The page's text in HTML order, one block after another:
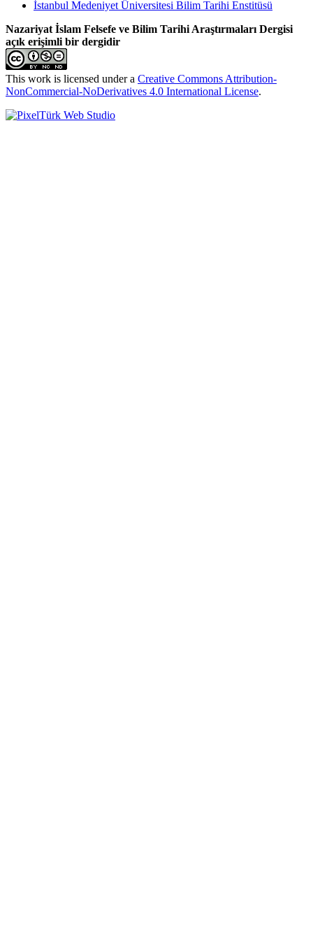
İstanbul Medeniyet Üniversitesi Bilim Tarihi Enstitüsü
Nazariyat İslam Felsefe ve Bilim Tarihi Araştırmaları Dergisi
açık erişimli bir dergidir
This work is licensed under a Creative Commons Attribution-
NonCommercial-NoDerivatives 4.0 International License.